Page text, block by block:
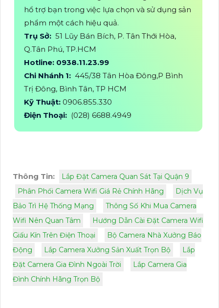
hổ trợ bạn trong việc lựa chọn và sử dụng sản
phẩm một cách hiệu quả.
Trụ Sở: 51 Lũy Bán Bích, P. Tân Thới Hòa,
Q.Tân Phú, TP.HCM
Hotline: 0938.11.23.99
Chi Nhánh 1: 445/38 Tân Hòa Đông,P Bình
Trị Đông, Bình Tân, TP HCM
Kỹ Thuật: 0906.855.330
Điện Thoại: (028) 6688.4949
Thông Tin:
Lắp Đặt Camera Quan Sát Tại Quận 9
Phân Phối Camera Wifi Giá Rẻ Chính Hãng
Dịch Vụ
Bảo Trì Hệ Thống Mạng
Thông Số Khi Mua Camera
Wifi Nên Quan Tâm
Hướng Dẫn Cài Đặt Camera Wifi
Giấu Kín Trên Điện Thoại
Bộ Camera Nhà Xưởng Báo
Động
Lắp Camera Xưởng Sản Xuất Trọn Bộ
Lắp
Đặt Camera Gia Đình Ngoài Trời
Lắp Camera Gia
Đình Chính Hãng Trọn Bộ